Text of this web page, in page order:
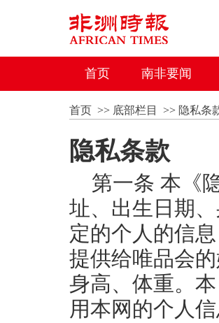
首页 南非要闻
首页>> 底部栏目 >> 隐私条
隐私条款
第一条 本《
址、出生日期
定的个人的信
提供给唯品会
身高、体重。
用本网的个人信